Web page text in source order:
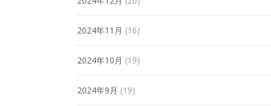
2024年11月 (16)
2024年10月 (19)
2024年9月 (19)